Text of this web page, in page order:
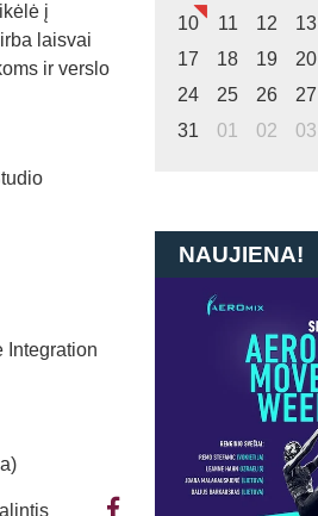
į
laisvai
ir verslo
Integration
10
11 12 13
17
18 19 20
24
25 26 27
31
01 02 03
NAUJIENA!